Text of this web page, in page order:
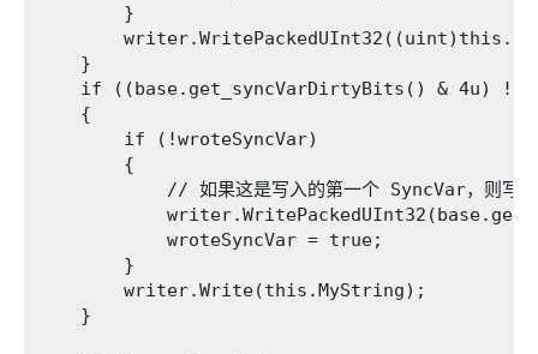
        }
    }
if ((base.get_syncVarDirtyBits() & 4u) !=
    {
        if (!wroteSyncVar)
        {
// 如果这是写入的第一个 SyncVar，则写
            wroteSyncVar = true;
        }
        writer.Write(this.MyString);
    }